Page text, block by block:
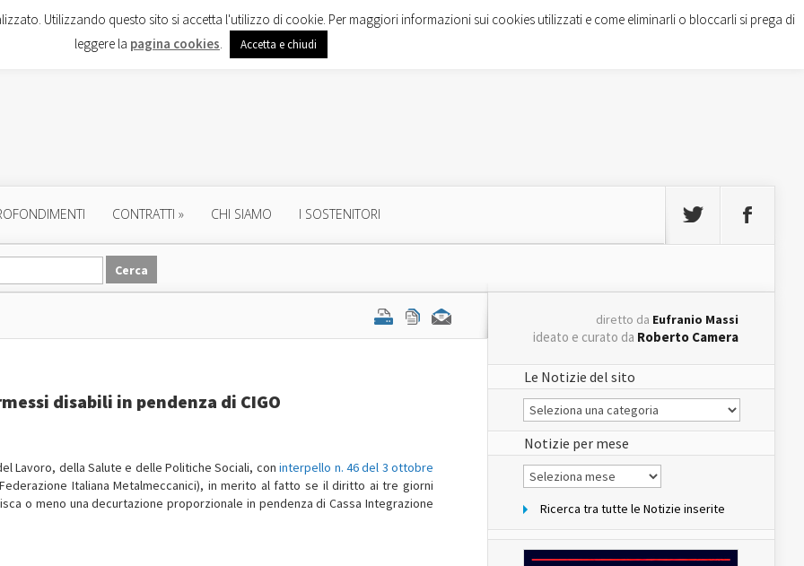
CONTRATTI » CHI SIAMO I SOSTENITORI
disabili in pendenza di CIGO
Lavoro, della Salute e delle Politiche Sociali, coninterpello n. 46 del 3 ottobre
Italiana Metalmeccanici), in merito al fatto se il diritto ai tre giorni
o meno una decurtazione proporzionale in pendenza di Cassa Integrazione
diretto da Eufranio Massi
ideato e curato da Roberto Camera
Le Notizie del sito
Le
Notizie
del
sito
Notizie per mese
Notizie
per
Ricerca tra tutte le Notizie inserite
Utilizzando questo sito si accetta l'utilizzo di cookie. Per maggiori informazioni sui cookies utilizzati e come eliminarli o bloccarli si prega di
leggere la pagina cookies. Accetta e chiudi